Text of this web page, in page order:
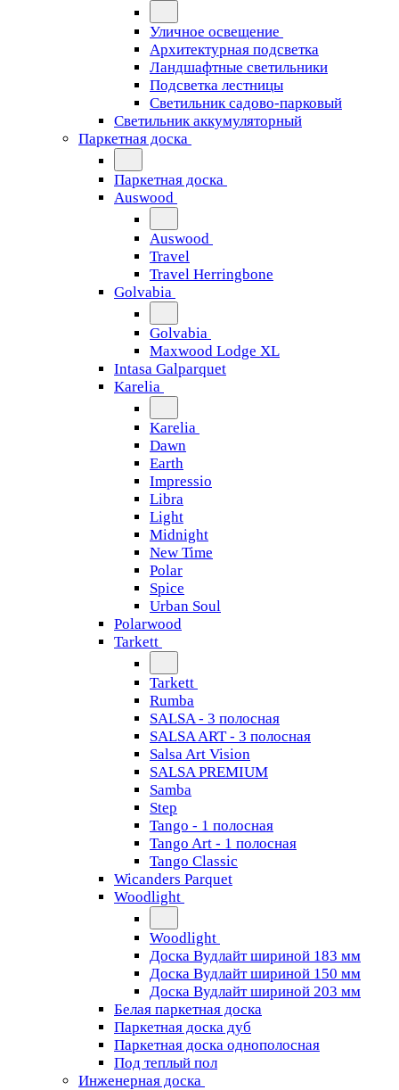
Уличное освещение
Архитектурная подсветка
Ландшафтные светильники
Подсветка лестницы
Светильник садово-парковый
Светильник аккумуляторный
Паркетная доска
Паркетная доска
Auswood
Auswood
Travel
Travel Herringbone
Golvabia
Golvabia
Maxwood Lodge XL
Intasa Galparquet
Karelia
Karelia
Dawn
Earth
Impressio
Libra
Light
Midnight
New Time
Polar
Spice
Urban Soul
Polarwood
Tarkett
Tarkett
Rumba
SALSA - 3 полосная
SALSA ART - 3 полосная
Salsa Art Vision
SALSA PREMIUM
Samba
Step
Tango - 1 полосная
Tango Art - 1 полосная
Tango Classiс
Wicanders Parquet
Woodlight
Woodlight
Доска Вудлайт шириной 183 мм
Доска Вудлайт шириной 150 мм
Доска Вудлайт шириной 203 мм
Белая паркетная доска
Паркетная доска дуб
Паркетная доска однополосная
Под теплый пол
Инженерная доска